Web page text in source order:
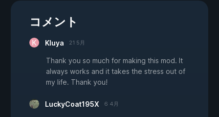
コメント
Kluya 21 5月
Thank you so much for making this mod. It
always works and it takes the stress out of
my life. Thank you!
LuckyCoat195X 6 4月